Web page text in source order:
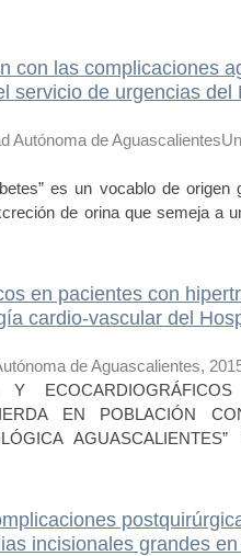
con las complicaciones
servicio de urgencias del
Autónoma de
es un vocablo de
de orina que semeja a
en pacientes con
cardio-vascular del
de Aguascalientes,
Y
EN POBLACIÓN
AGUASCALIENTES”
incisionales grandes